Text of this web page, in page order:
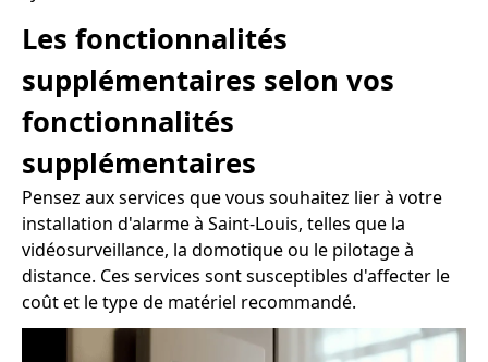
Les fonctionnalités
supplémentaires selon vos
fonctionnalités
supplémentaires
Pensez aux services que vous souhaitez lier à votre
installation d'alarme à Saint-Louis, telles que la
vidéosurveillance, la domotique ou le pilotage à
distance. Ces services sont susceptibles d'affecter le
coût et le type de matériel recommandé.